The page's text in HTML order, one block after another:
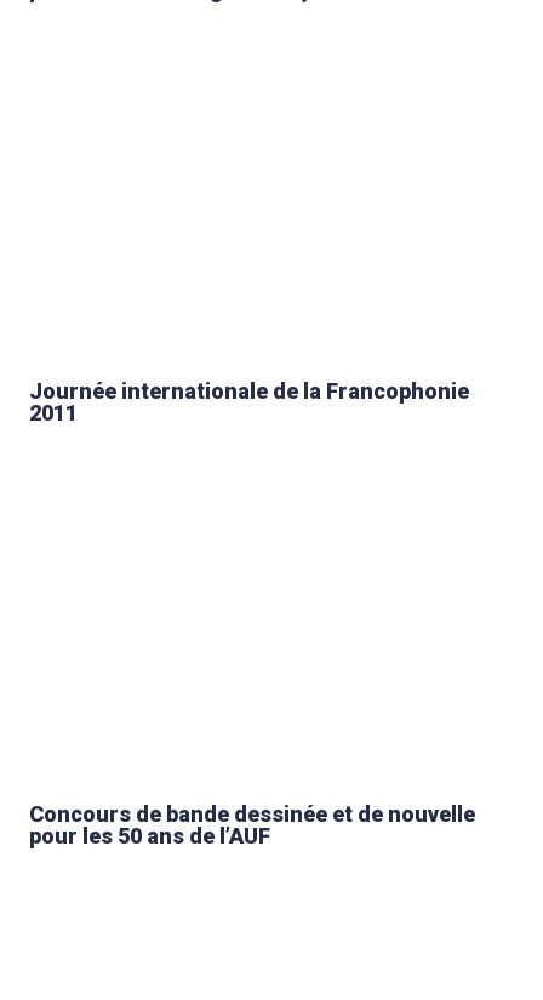
Journée internationale de la Francophonie
2011
Concours de bande dessinée et de nouvelle
pour les 50 ans de l’AUF